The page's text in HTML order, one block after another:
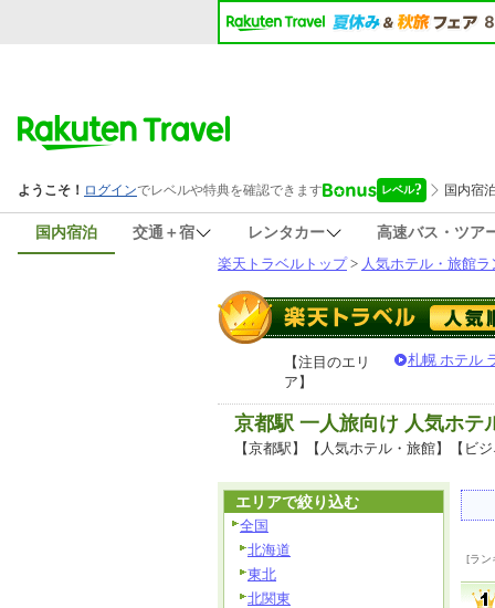
国内宿泊 交通＋宿 レンタカー
高速バス・ツア
楽天トラベルトップ> 人気ホテル・旅館ラ
【注目のエリ
ア】
札幌 ホテル
京都駅 一人旅向け 人気ホテ
【京都駅】【人気ホテル・旅館】【ビ
[ラン
エリアで絞り込む
全国
北海道
東北
北関東